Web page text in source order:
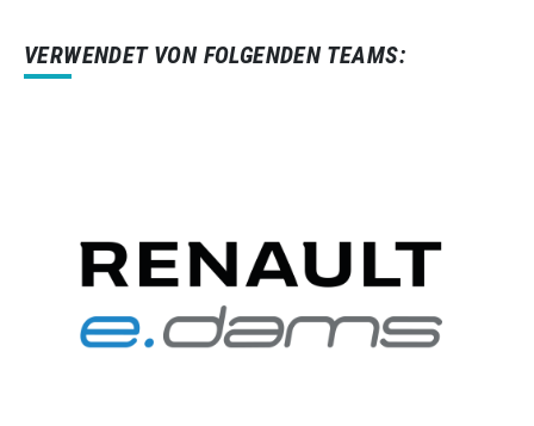
VERWENDET VON FOLGENDEN TEAMS: